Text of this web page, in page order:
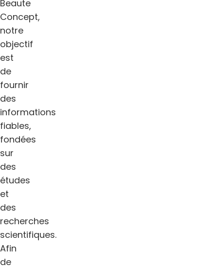
Beaute
Concept,
notre
objectif
est
de
fournir
des
informations
fiables,
fondées
sur
des
études
et
des
recherches
scientifiques.
Afin
de